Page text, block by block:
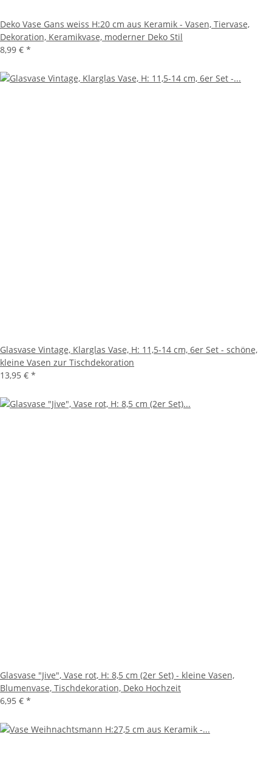
Deko Vase Gans weiss H:20 cm aus Keramik - Vasen, Tiervase,
Dekoration, Keramikvase, moderner Deko Stil
8,99 € *
Glasvase Vintage, Klarglas Vase, H: 11,5-14 cm, 6er Set - schöne,
kleine Vasen zur Tischdekoration
13,95 € *
Glasvase "Jive", Vase rot, H: 8,5 cm (2er Set) - kleine Vasen,
Blumenvase, Tischdekoration, Deko Hochzeit
6,95 € *